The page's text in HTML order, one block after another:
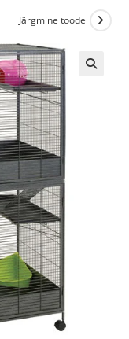
Järgmine toode